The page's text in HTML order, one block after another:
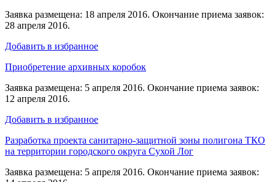
Заявка размещена: 18 апреля 2016. Окончание приема заявок:
28 апреля 2016.
Добавить в избранное
Приобретение архивных коробок
Заявка размещена: 5 апреля 2016. Окончание приема заявок:
12 апреля 2016.
Добавить в избранное
Разработка проекта санитарно-защитной зоны полигона ТКО
на территории городского округа Сухой Лог
Заявка размещена: 5 апреля 2016. Окончание приема заявок: